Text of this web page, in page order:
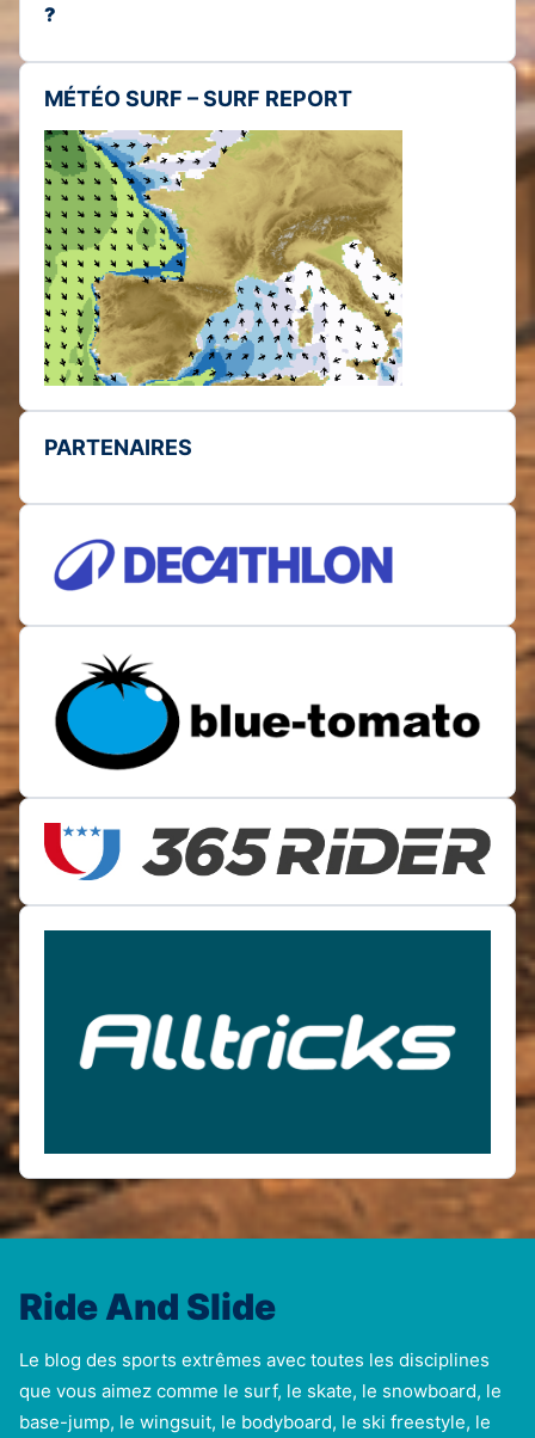
?
MÉTÉO SURF – SURF REPORT
PARTENAIRES
Ride And Slide
Le blog des sports extrêmes avec toutes les disciplines
que vous aimez comme le surf, le skate, le snowboard, le
base-jump, le wingsuit, le bodyboard, le ski freestyle, le